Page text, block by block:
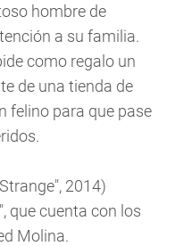
hombre de
a su familia.
como regalo un
de una tienda de
felino para que pase
2014)
que cuenta con los
Molina.